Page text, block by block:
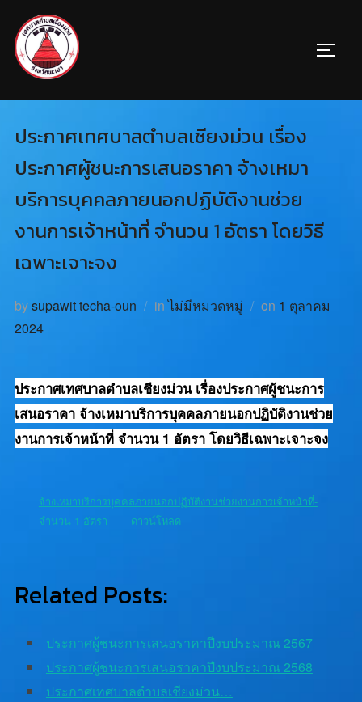
ประกาศเทศบาลตำบลเชียงม่วน เรื่อง
ประกาศผู้ชนะการเสนอราคา จ้างเหมา
บริการบุคคลภายนอกปฏิบัติงานช่วย
งานการเจ้าหน้าที่ จำนวน 1 อัตรา โดยวิธี
เฉพาะเจาะจง
bysupawit techa-oun inไม่มีหมวดหมู่ on 1 ตุลาคม
2024
ประกาศเทศบาลตำบลเชียงม่วน เรื่องประกาศผู้ชนะการ
เสนอราคา จ้างเหมาบริการบุคคลภายนอกปฏิบัติงานช่วย
งานการเจ้าหน้าที่ จำนวน 1 อัตรา โดยวิธีเฉพาะเจาะจง
จ้างเหมาบริการบุคคลภายนอกปฏิบัติงานช่วยงานการเจ้าหน้าที่-
จำนวน-1-อัตรา
ดาวน์โหลด
Related Posts:
ประกาศผู้ชนะการเสนอราคาปีงบประมาณ 2567
ประกาศผู้ชนะการเสนอราคาปีงบประมาณ 2568
ประกาศเทศบาลตำบลเชียงม่วน…